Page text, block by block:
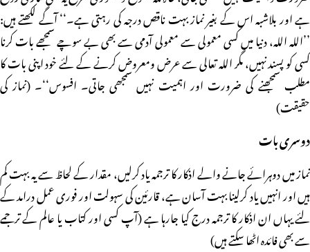
ہے اور بلاشبہ اس کے بغیر نماز بہت ناقص درجہ کی رہتی ہے۔‘‘ آگے لکھتے ہیں:
’’اللہ اللہ، دنیا میں کسی معمولی سے معمولی آدمی سے بھی بے سوچے سمجھے بات کرنا
کسی کو پسند نہیں، مگر اللہ تعالی سے عرض ومعروض کرنے کے لئے خود اپنی بات کا
مطلب سمجھنے کی ضرورت اور اہمیت نہیں سمجھی جاتی۔ افسوس‘‘۔ (نماز کی
حقیقت)
دوسری بات
نماز میں دوہرائے جانے والے اذکار کا ترجمہ یاد کرلیں، مقدار کے لحاظ سے یہ بہت کم
ہیں اور انہیں یاد کرلینا بہت آسان ہے، قارئین کی سہولت اور فوری عمل درامد کے
لئے یہاں ان اذکار کا ترجمہ درج کیا جارہا ہے (آپ کسی اور کتاب یا عالم کے ترجمے
سے بھی فائدہ اٹھا سکتے ہیں)